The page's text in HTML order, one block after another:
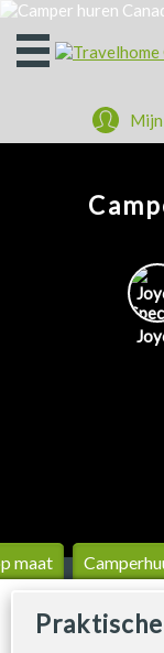
Open
het
maat